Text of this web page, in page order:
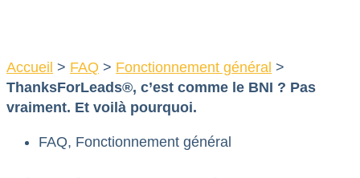
Accueil > FAQ > Fonctionnement général >
ThanksForLeads®, c’est comme le BNI ? Pas
vraiment. Et voilà pourquoi.
FAQ, Fonctionnement général